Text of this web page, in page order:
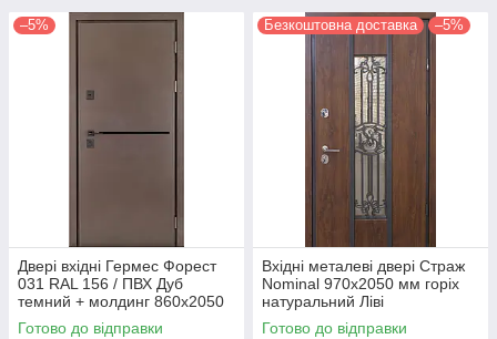
–5%
Двері вхідні Гермес Форест
031 RAL 156 / ПВХ Дуб
темний + молдинг 860х2050
мм
Готово до відправки
Безкоштовна доставка –5%
Вхідні металеві двері Страж
Nominal 970х2050 мм горіх
натуральний Ліві
Готово до відправки